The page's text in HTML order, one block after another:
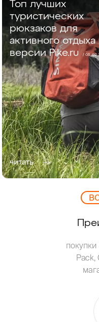
Топ лучших
туристических
рюкзаков для
активного отдыха
версии Pike.ru /
читать
покупки
Pack,